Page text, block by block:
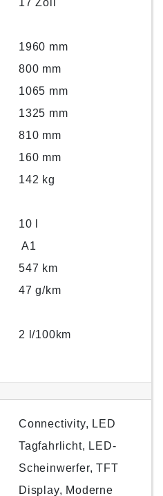
1960 mm
800 mm
1065 mm
1325 mm
810 mm
160 mm
142 kg
10 l
A1
547 km
47 g/km
2 l/100km
Connectivity, LED
Tagfahrlicht, LED-
Scheinwerfer, TFT
Display, Moderne